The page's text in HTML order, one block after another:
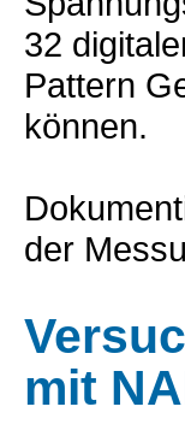
32
Pattern
können.
der
mit